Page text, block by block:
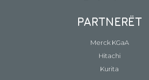
PARTNERËT
Merck KGaA
Hitachi
Kurita